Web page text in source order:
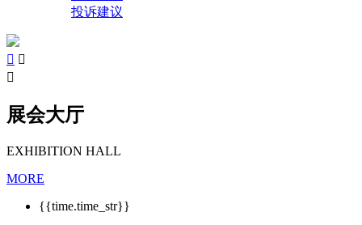
投诉建议
 

展会大厅
EXHIBITION HALL
MORE
{{time.time_str}}